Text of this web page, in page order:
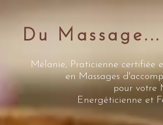
Du
Mélanie, Praticienne certifiée
en Massages
pour votre
Energéticienne et